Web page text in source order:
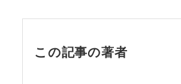
この記事の著者